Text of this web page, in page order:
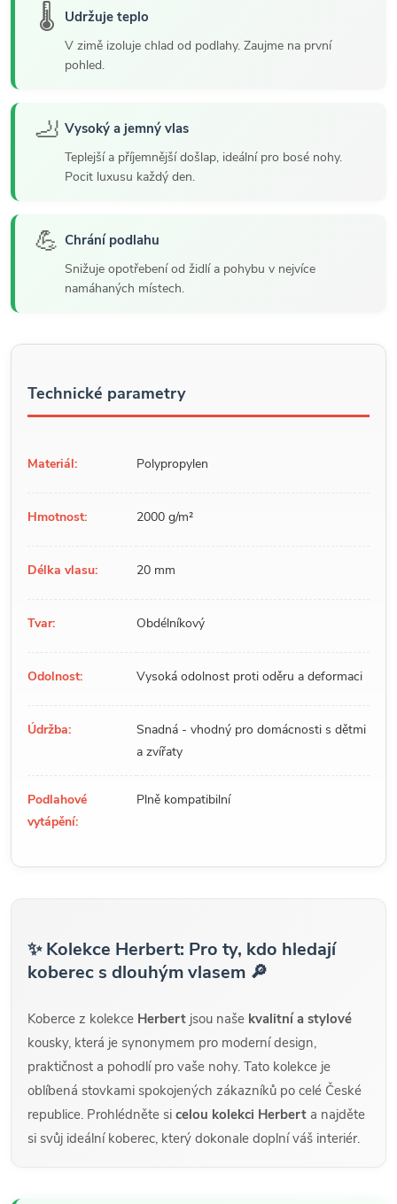
🌡️ Udržuje teplo
V zimě izoluje chlad od podlahy. Zaujme na první
pohled.
🦶 Vysoký a jemný vlas
Teplejší a příjemnější došlap, ideální pro bosé nohy.
Pocit luxusu každý den.
💪 Chrání podlahu
Snižuje opotřebení od židlí a pohybu v nejvíce
namáhaných místech.
Technické parametry
Materiál: Polypropylen
Hmotnost: 2000 g/m²
Délka vlasu: 20 mm
Tvar: Obdélníkový
Odolnost: Vysoká odolnost proti oděru a deformaci
Údržba:
Snadná - vhodný pro domácnosti s dětmi
a zvířaty
Podlahové
vytápění:
Plně kompatibilní
✨ Kolekce Herbert: Pro ty, kdo hledají
koberec s dlouhým vlasem 🔎
Koberce z kolekce Herbert jsou naše kvalitní a stylové
kousky, která je synonymem pro moderní design,
praktičnost a pohodlí pro vaše nohy. Tato kolekce je
oblíbená stovkami spokojených zákazníků po celé České
republice. Prohlédněte si celou kolekci Herbert a najděte
si svůj ideální koberec, který dokonale doplní váš interiér.